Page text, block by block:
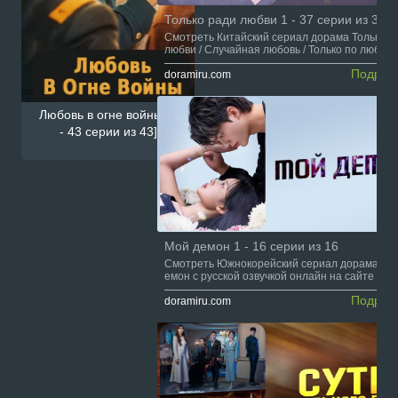
Любовь в огне войны [1
- 43 серии из 43]
Только ради любви 1 - 37 серии из 37
Смотреть Китайский сериал дорама Только
любви / Случайная любовь / Только по любви
сской озвучкой онлайн на сайте Doramiru.com
doramiru.com
Мой демон 1 - 16 серии из 16
Смотреть Южнокорейский сериал дорама
емон с русской озвучкой онлайн на сайте
u.com
doramiru.com